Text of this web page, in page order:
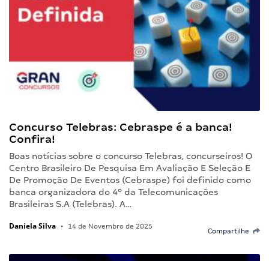
Concurso Telebras: Cebraspe é a banca!
Confira!
Boas notícias sobre o concurso Telebras, concurseiros! O
Centro Brasileiro De Pesquisa Em Avaliação E Seleção E
De Promoção De Eventos (Cebraspe) foi definido como
banca organizadora do 4º da Telecomunicações
Brasileiras S.A (Telebras). A…
Daniela Silva • 14 de Novembro de 2025
Compartilhe